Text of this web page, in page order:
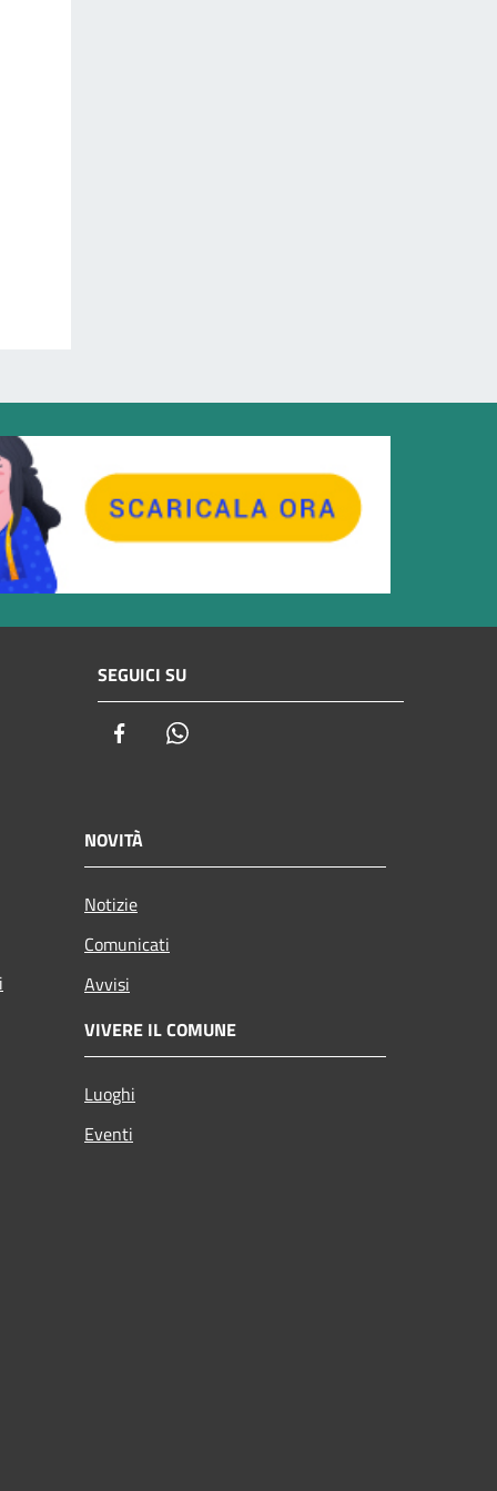
SEGUICI SU
Facebook
NOVITÀ
Notizie
Comunicati
Avvisi
VIVERE IL COMUNE
Luoghi
Eventi